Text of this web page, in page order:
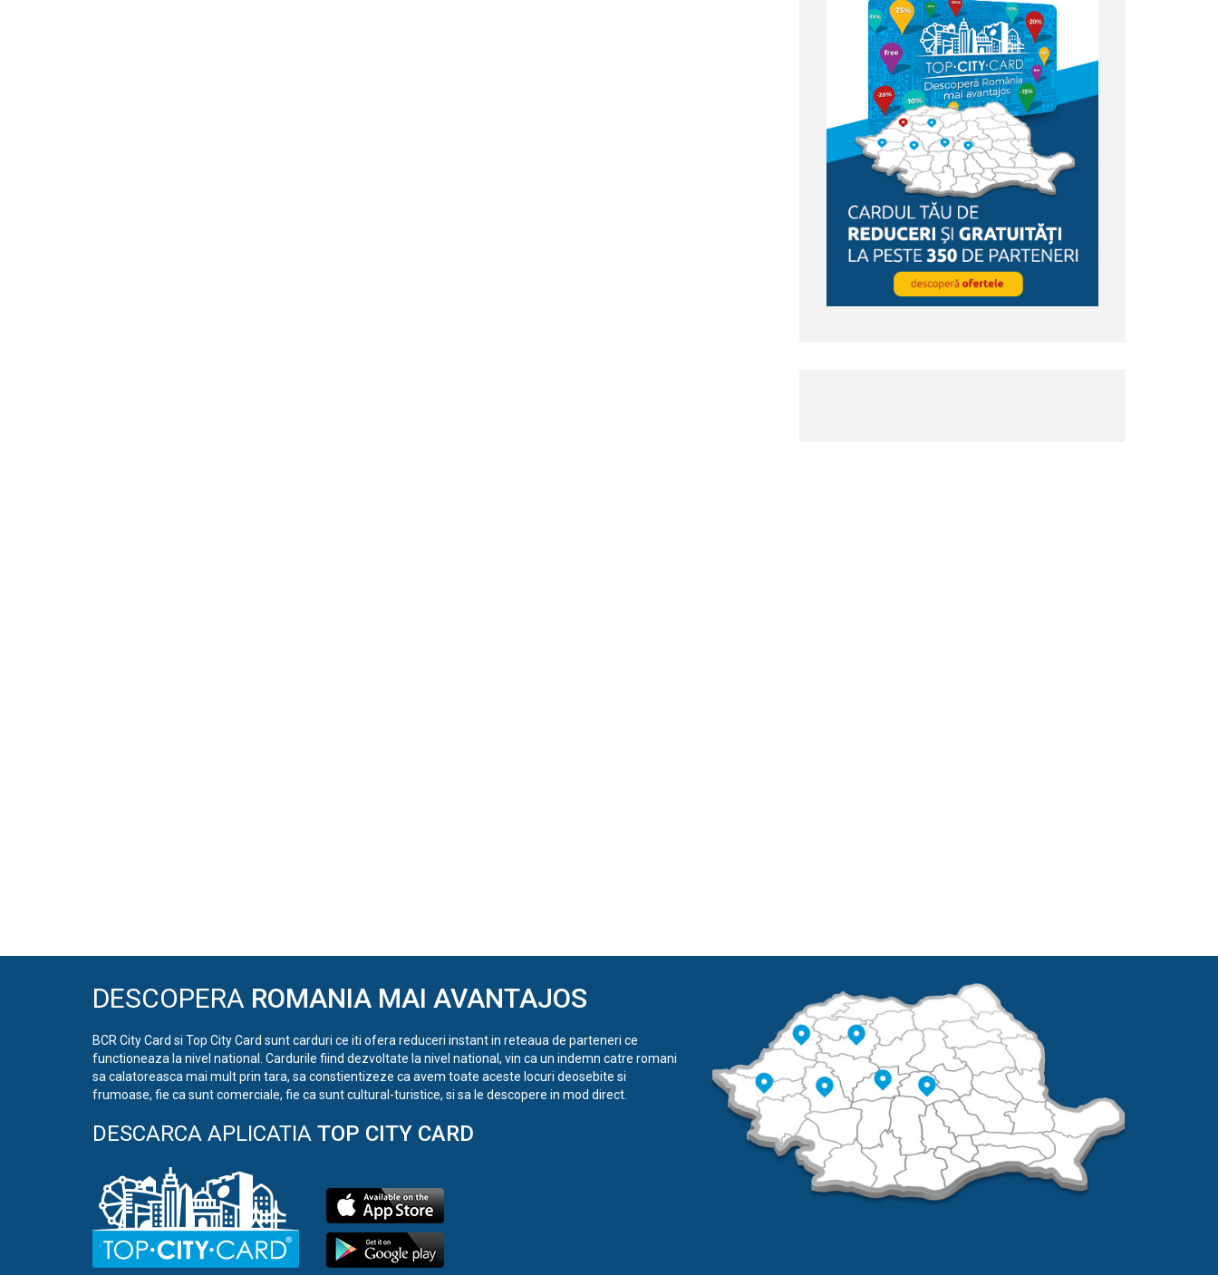
DESCOPERA ROMANIA MAI AVANTAJOS
BCR City Card si Top City Card sunt carduri ce iti ofera reduceri instant in reteaua de parteneri ce
functioneaza la nivel national. Cardurile fiind dezvoltate la nivel national, vin ca un indemn catre romani
sa calatoreasca mai mult prin tara, sa constientizeze ca avem toate aceste locuri deosebite si
frumoase, fie ca sunt comerciale, fie ca sunt cultural-turistice, si sa le descopere in mod direct.
DESCARCA APLICATIA TOP CITY CARD